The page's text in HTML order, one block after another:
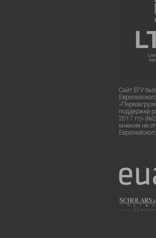
Сайт ЕГУ
поддержка
2017 гг.)»
мнения не